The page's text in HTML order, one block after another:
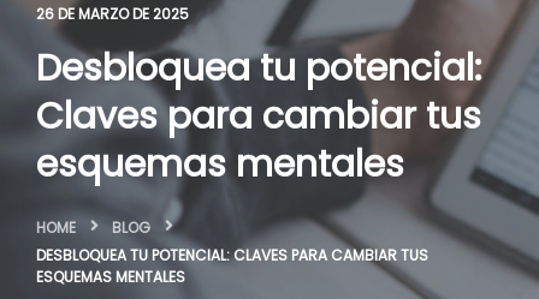
26 DE MARZO DE 2025
Desbloquea tu potencial:
Claves para cambiar tus
esquemas mentales
HOME
BLOG
DESBLOQUEA TU POTENCIAL: CLAVES PARA CAMBIAR TUS
ESQUEMAS MENTALES